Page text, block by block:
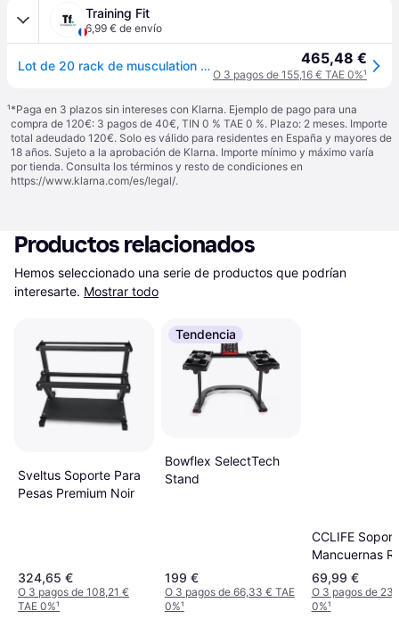
Training Fit
6,99 € de envío
Lot de 20 rack de musculation Sveltus - Noir 465,48 €
O 3 pagos de 155,16 € TAE 0%¹
¹*Paga en 3 plazos sin intereses con Klarna. Ejemplo de pago para una
compra de 120€: 3 pagos de 40€, TIN 0 % TAE 0 %. Plazo: 2 meses. Importe
total adeudado 120€. Solo es válido para residentes en España y mayores de
18 años. Sujeto a la aprobación de Klarna. Importe mínimo y máximo varía
por tienda. Consulta los términos y resto de condiciones en
https://www.klarna.com/es/legal/.
Productos relacionados
Hemos seleccionado una serie de productos que podrían
interesarte. Mostrar todo
Sveltus Soporte Para
Pesas Premium Noir
324,65 €
O 3 pagos de 108,21 €
TAE 0%¹
Tendencia
Bowflex SelectTech
Stand
199 €
O 3 pagos de 66,33 € TAE
0%¹
CCLIFE
Mancuernas
69,99 €
O 3 pagos de
0%¹